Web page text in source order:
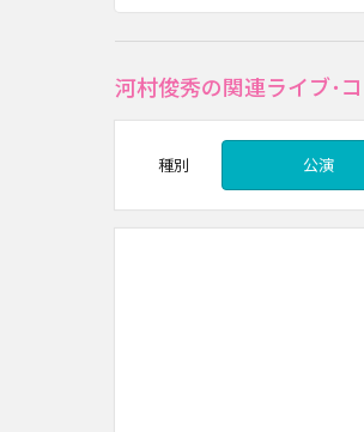
河村俊秀の関連ライブ･
種別 公演